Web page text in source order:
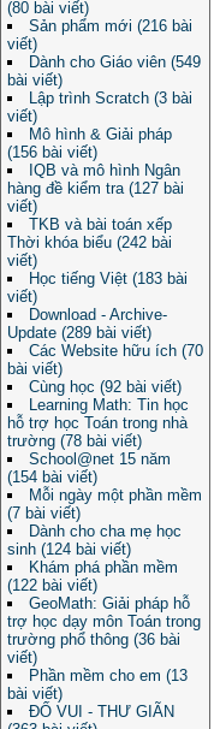
(80 bài viết)
Sản phẩm mới (216 bài
viết)
Dành cho Giáo viên (549
bài viết)
Lập trình Scratch (3 bài
viết)
Mô hình & Giải pháp
(156 bài viết)
IQB và mô hình Ngân
hàng đề kiểm tra (127 bài
viết)
TKB và bài toán xếp
Thời khóa biểu (242 bài
viết)
Học tiếng Việt (183 bài
viết)
Download - Archive-
Update (289 bài viết)
Các Website hữu ích (70
bài viết)
Cùng học (92 bài viết)
Learning Math: Tin học
hỗ trợ học Toán trong nhà
trường (78 bài viết)
School@net 15 năm
(154 bài viết)
Mỗi ngày một phần mềm
(7 bài viết)
Dành cho cha mẹ học
sinh (124 bài viết)
Khám phá phần mềm
(122 bài viết)
GeoMath: Giải pháp hỗ
trợ học dạy môn Toán trong
trường phổ thông (36 bài
viết)
Phần mềm cho em (13
bài viết)
ĐỐ VUI - THƯ GIÃN